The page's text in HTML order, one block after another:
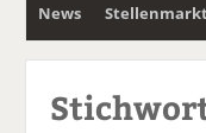
News
Fischwirtschafts-